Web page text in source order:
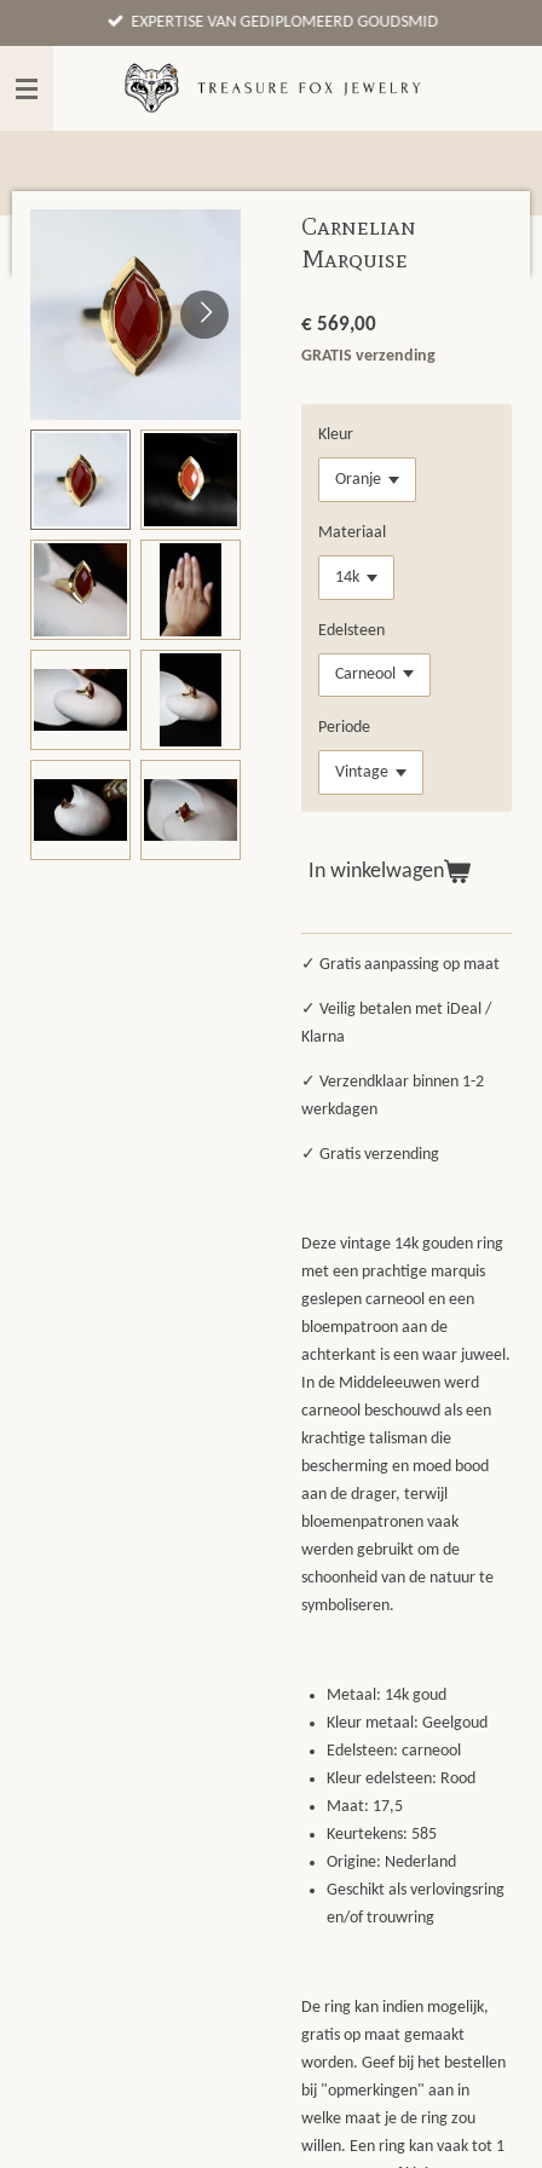
direct
naar
hoofdinhoud
EXPERTISE VAN GEDIPLOMEERD GOUDSMID
Carnelian
Marquise
€ 569,00
GRATIS verzending
Kleur
Materiaal
Edelsteen
Periode
In winkelwagen
✓ Gratis aanpassing op maat
✓ Veilig betalen met iDeal /
Klarna
✓ Verzendklaar binnen 1-2
werkdagen
✓ Gratis verzending
Deze vintage 14k gouden ring
met een prachtige marquis
geslepen carneool en een
bloempatroon aan de
achterkant is een waar juweel.
In de Middeleeuwen werd
carneool beschouwd als een
krachtige talisman die
bescherming en moed bood
aan de drager, terwijl
bloemenpatronen vaak
werden gebruikt om de
schoonheid van de natuur te
symboliseren.
Metaal: 14k goud
Kleur metaal: Geelgoud
Edelsteen: carneool
Kleur edelsteen: Rood
Maat: 17,5
Keurtekens: 585
Origine: Nederland
Geschikt als verlovingsring
en/of trouwring
De ring kan indien mogelijk,
gratis op maat gemaakt
worden. Geef bij het bestellen
bij "opmerkingen" aan in
welke maat je de ring zou
willen. Een ring kan vaak tot 1